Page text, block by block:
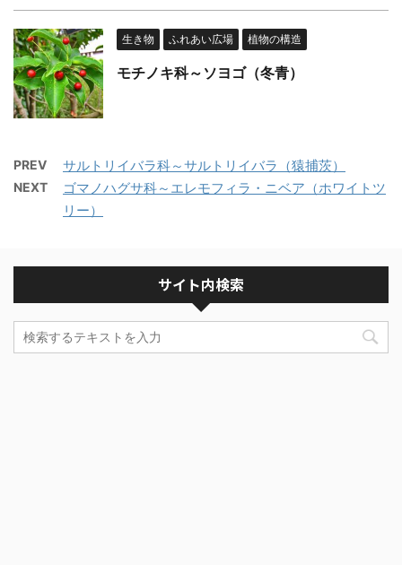
生き物 ふれあい広場 植物の構造
モチノキ科～ソヨゴ（冬青）
PREV サルトリイバラ科～サルトリイバラ（猿捕茨）
NEXT
ゴマノハグサ科～エレモフィラ・ニベア（ホワイトツ
リー）
サイト内検索